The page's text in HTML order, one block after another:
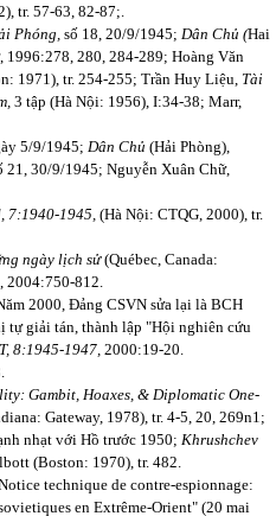
tr. 57-63, 82-87;.
Phóng,số 18, 20/9/1945; Dân Chủ (Hai
280, 284-289; Hoàng Văn
1971), tr. 254-255; Trần Huy Liệu, Tài
3 tập (Hà Nội: 1956), I:34-38; Marr,
5/9/1945; Dân Chủ (Hải Phòng),
21, 30/9/1945; Nguyễn Xuân Chữ,
7:1940-1945, (Hà Nội: CTQG, 2000), tr.
ngày lịch sử(Québec, Canada:
2004:750-812.
2000, Đảng CSVN sửa lại là BCH
tự giải tán, thành lập "Hội nghiên cứu
8:1945-1947,2000:19-20.
Gambit, Hoaxes, & Diplomatic One-
Gateway, 1978), tr. 4-5, 20, 269n1;
nhạt với Hồ trước 1950; Khrushchev
(Boston: 1970), tr. 482.
technique de contre-espionnage:
en Extrême-Orient" (20 mai